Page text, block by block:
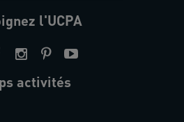
l'UCPA
activités